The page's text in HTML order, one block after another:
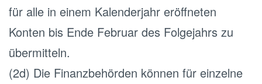
für alle in einem Kalenderjahr eröffneten
Konten bis Ende Februar des Folgejahrs zu
übermitteln.
(2d) Die Finanzbehörden können für einzelne